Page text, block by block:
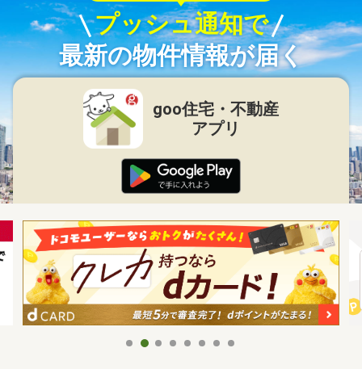
プッシュ通知で
最新の物件情報が届く
goo住宅・不動産
アプリ